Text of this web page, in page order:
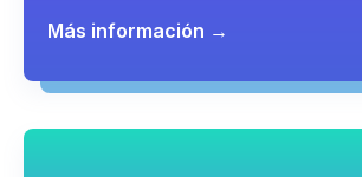
Más información →